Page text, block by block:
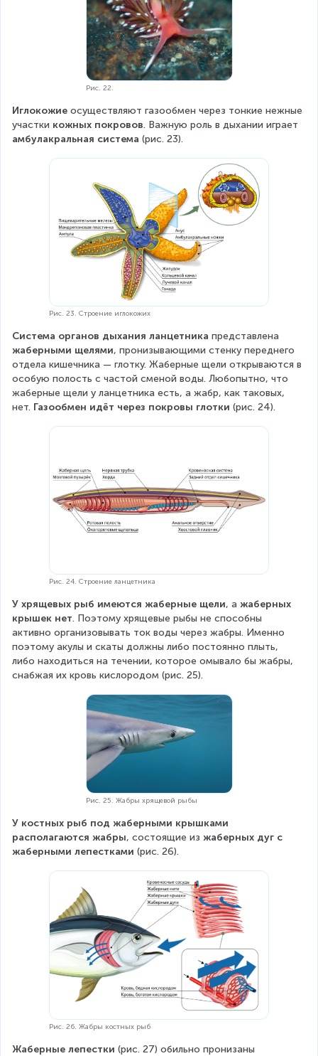
Рис. 22.
Иглокожие осуществляют газообмен через тонкие нежные
участки кожных покровов. Важную роль в дыхании играет
амбулакральная система (рис. 23).
Рис. 23. Строение иглокожих
Система органов дыхания ланцетника представлена
жаберными щелями, пронизывающими стенку переднего
отдела кишечника — глотку. Жаберные щели открываются в
особую полость с частой сменой воды. Любопытно, что
жаберные щели у ланцетника есть, а жабр, как таковых,
нет. Газообмен идёт через покровы глотки (рис. 24).
Рис. 24. Строение ланцетника
У хрящевых рыб имеются жаберные щели, а жаберных
крышек нет. Поэтому хрящевые рыбы не способны
активно организовывать ток воды через жабры. Именно
поэтому акулы и скаты должны либо постоянно плыть,
либо находиться на течении, которое омывало бы жабры,
снабжая их кровь кислородом (рис. 25).
Рис. 25. Жабры хрящевой рыбы
У костных рыб под жаберными крышками
располагаются жабры, состоящие из жаберных дуг с
жаберными лепестками (рис. 26).
Рис. 26. Жабры костных рыб
Жаберные лепестки (рис. 27) обильно пронизаны